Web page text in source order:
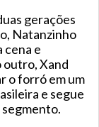
gerações
Natanzinho
cena e
outro, Xand
o forró em um
e segue